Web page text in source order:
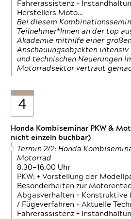
Fahrerassistenz +
Herstellers Moto…
Bei diesem
Teilnehmer*Innen an der top
Akademie mithilfe einer
Anschauungsobjekten
und technischen Neuerungen
Motorradsektor vertraut
4
Honda Kombiseminar PKW &
nicht einzeln buchbar)
Termin 2/2: Honda
Motorrad
8.30—16.00 Uhr
PKW: + Vorstellung der
Besonderheiten zur
Abgasverhalten + Konstruktive
/ Fügeverfahren + Aktuelle
Fahrerassistenz +